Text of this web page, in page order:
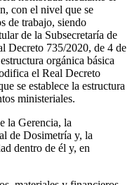
con el nivel que se
de trabajo, siendo
de la Subsecretaría de
Decreto 735/2020, de 4 de
orgánica básica
el Real Decreto
se establece la estructura
ministeriales.
la Gerencia, la
de Dosimetría y, la
dentro de él y, en